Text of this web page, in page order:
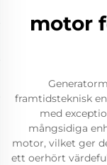
motor
framtidsteknisk
med
mångsidiga
motor, vilket ger
ett oerhört